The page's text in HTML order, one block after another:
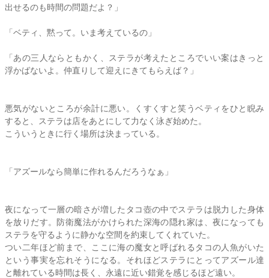
出せるのも時間の問題だよ？」
「ベティ、黙って。いま考えているの」
「あの三人ならともかく、 ステラが考えたところでいい案はきっと
浮かばないよ。仲直りして迎えにきてもらえば？」
悪気がないところが余計に悪い。くすくすと笑うベティをひと睨み
すると、
ステラは店をあとにして力なく泳ぎ始めた。
こういうときに行く場所は決まっている。
「アズールなら簡単に作れるんだろうなぁ」
夜になって一層の暗さが増したタコ壺の中でステラ は脱力した身体
を放りだす。防衛魔法がかけられた深海の隠れ家は、夜になっても
ステラを守るように静かな空間を約束してくれていた。
つい二年ほど前まで、ここに海の魔女と呼ばれるタコの人魚がいた
という事実を忘れそうになる。それほどステラ にとってアズール達
と離れている時間は長く、永遠に近い錯覚を感じるほど遠い。